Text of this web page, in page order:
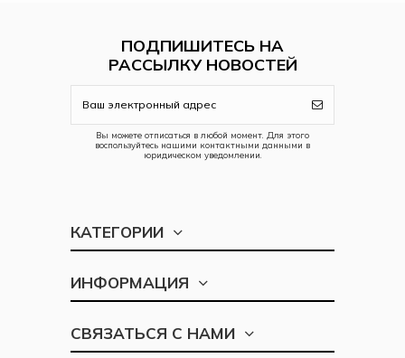
ПОДПИШИТЕСЬ НА
РАССЫЛКУ НОВОСТЕЙ
Вы можете отписаться в любой момент. Для этого
воспользуйтесь нашими контактными данными в
юридическом уведомлении.
КАТЕГОРИИ
ИНФОРМАЦИЯ
СВЯЗАТЬСЯ С НАМИ